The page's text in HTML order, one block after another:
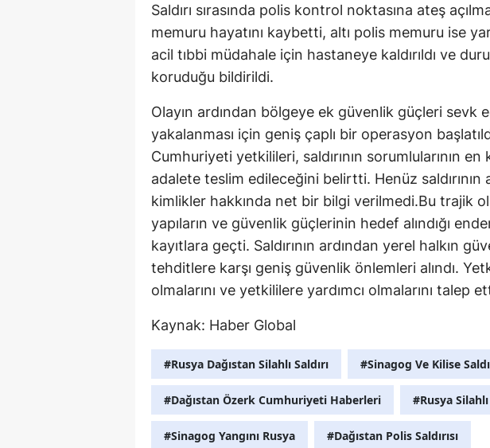
Saldırı sırasında polis kontrol noktasına ateş
memuru hayatını kaybetti, altı polis memuru ise
acil tıbbi müdahale için hastaneye kaldırıldı ve
koruduğu bildirildi.
Olayın ardından bölgeye ek güvenlik güçleri sevk
yakalanması için geniş çaplı bir operasyon
Cumhuriyeti yetkilileri, saldırının sorumlularının
adalete teslim edileceğini belirtti. Henüz saldırının
kimlikler hakkında net bir bilgi verilmedi.Bu trajik
yapıların ve güvenlik güçlerinin hedef alındığı
kayıtlara geçti. Saldırının ardından yerel halkın
tehditlere karşı geniş güvenlik önlemleri alındı.
olmalarını ve yetkililere yardımcı olmalarını talep
Kaynak: Haber Global
#Rusya Dağıstan Silahlı Saldırı #Sinagog Ve Kilise
#Dağıstan Özerk Cumhuriyeti Haberleri #Rusya
#Sinagog Yangını Rusya #Dağıstan Polis Saldırısı